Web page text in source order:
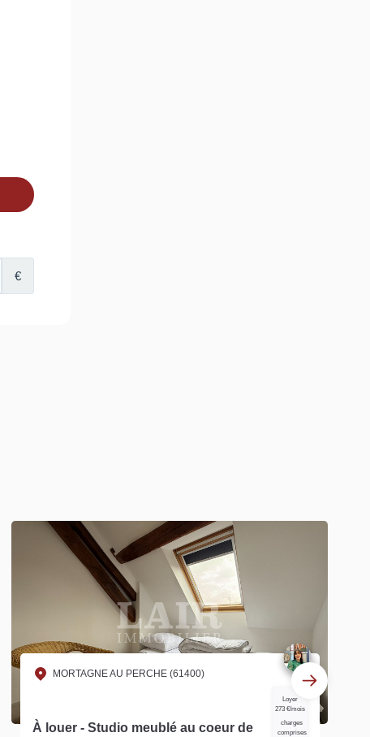
MORTAGNE AU PERCHE (61400)
À louer - Studio meublé au coeur de
Loyer
273 €/mois
charges
comprises